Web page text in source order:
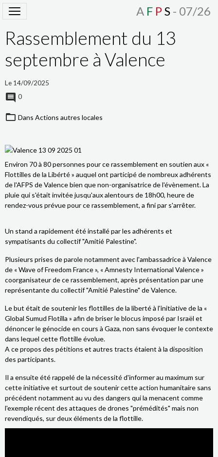
A F PS - 07/26
Rassemblement du 13
septembre à Valence
Le 14/09/2025
0
Dans Actions autres locales
Environ 70 à 80 personnes pour ce rassemblement en soutien aux «
Flottilles de la Libérté » auquel ont participé de nombreux adhérents
de l'AFPS de Valence bien que non-organisatrice de l'évènement. La
pluie qui s'était invitée jusqu'aux alentours de 18h00, heure de
rendez-vous prévue pour ce rassemblement, a fini par s'arrêter.
Un stand a rapidement été installé par les adhérents et
sympatisants du collectif "Amitié Palestine".
Plusieurs prises de parole notamment avec l'ambassadrice à Valence
de « Wave of Freedom France », « Amnesty International Valence »
coorganisateur de ce rassemblement, après présentation par une
représentante du collectif "Amitié Palestine" de Valence.
Le but était de soutenir les flottilles de la liberté à l'initiative de la «
Global Sumud Flotilla » afin de briser le blocus imposé par Israël et
dénoncer le génocide en cours à Gaza, non sans évoquer le contexte
dans lequel cette flottille évolue.
A ce propos des pétitions et autres tracts étaient à la disposition
des participants.
Il a ensuite été rappelé de la nécessité d'informer au maximum sur
cette initiative et surtout de soutenir cette action humanitaire sans
précédent notamment au vu des dangers qui la menacent comme
l'exemple récent des attaques de drones "prémédités" mais non
revendiqués, sur deux éléments de la flottille.